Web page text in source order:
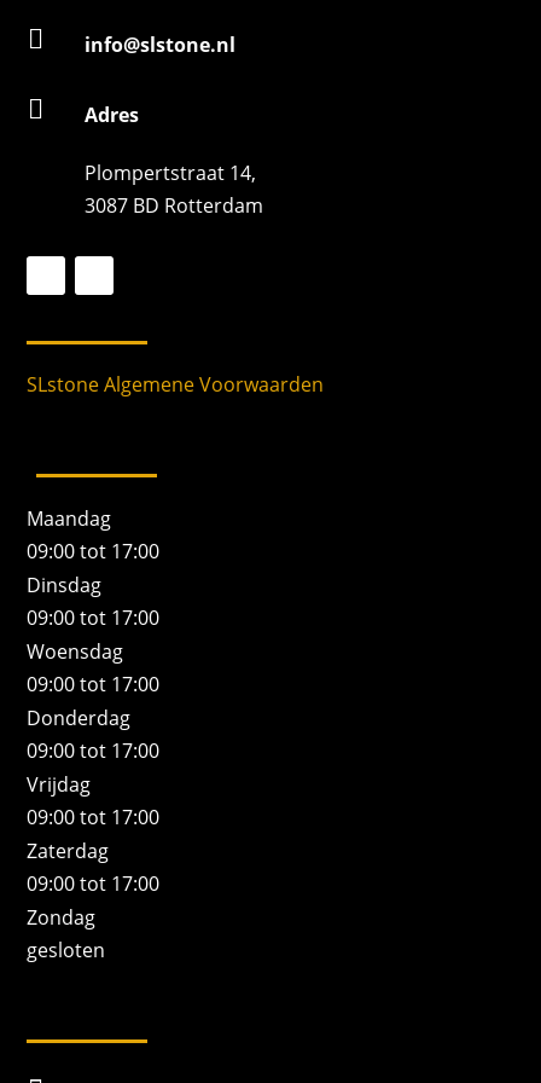
 info@slstone.nl
 Adres
Plompertstraat 14,
3087 BD Rotterdam
SLstone Algemene Voorwaarden
Maandag
09:00 tot 17:00
Dinsdag
09:00 tot 17:00
Woensdag
09:00 tot 17:00
Donderdag
09:00 tot 17:00
Vrijdag
09:00 tot 17:00
Zaterdag
09:00 tot 17:00
Zondag
gesloten